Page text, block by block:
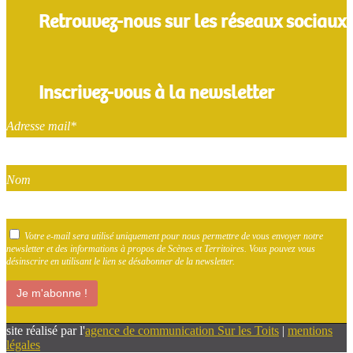
Retrouvez-nous sur les réseaux sociaux
Inscrivez-vous à la newsletter
Adresse mail*
Nom
Votre e-mail sera utilisé uniquement pour nous permettre de vous envoyer notre
newsletter et des informations à propos de Scènes et Territoires. Vous pouvez vous
désinscrire en utilisant le lien se désabonner de la newsletter.
site réalisé par l'agence de communication Sur les Toits | mentions
légales